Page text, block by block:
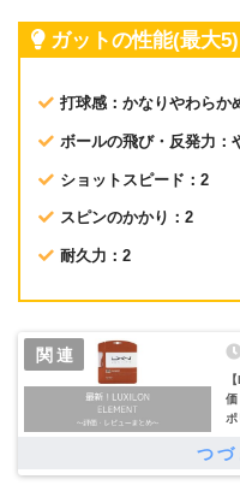
ガットの性能(最大5)
打球感：かなりやわらか
ボールの飛び・反発力：
ショットスピード：2
スピンのかかり：2
耐久力：2
価
ポ